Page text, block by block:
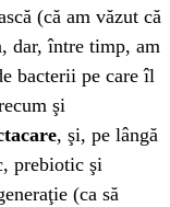
(că am văzut că
dar, între timp, am
bacterii pe care îl
şi
, şi, pe lângă
prebiotic şi
(ca să